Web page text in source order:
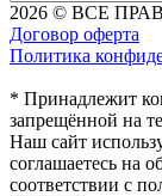
2026 © ВСЕ
Договор оферта
Политика
* Принадлежит
запрещённой на
Наш сайт
соглашаетесь на
соответствии с